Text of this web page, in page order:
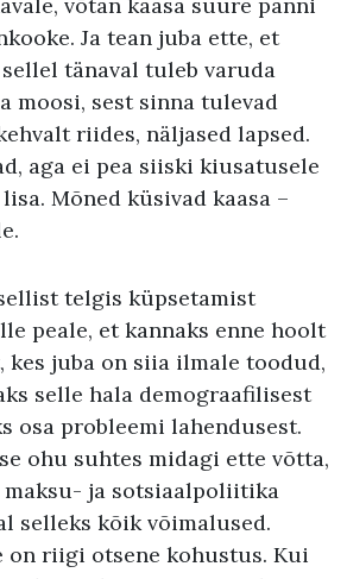
võtan kaasa suure panni
Ja tean juba ette, et
tänaval tuleb varuda
moosi, sest sinna tulevad
riides, näljased lapsed.
aga ei pea siiski kiusatusele
Mõned küsivad kaasa –
telgis küpsetamist
peale, et kannaks enne hoolt
kes juba on siia ilmale toodud,
selle hala demograafilisest
osa probleemi lahendusest.
ohu suhtes midagi ette võtta,
ja sotsiaalpoliitika
selleks kõik võimalused.
on riigi otsene kohustus. Kui